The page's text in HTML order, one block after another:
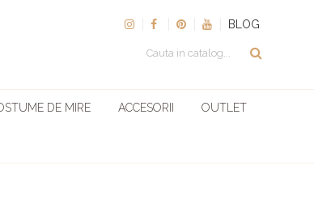
BLOG
DE MIRE ACCESORII OUTLET